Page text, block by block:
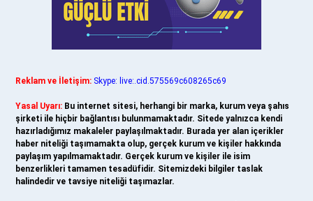
Reklam ve İletişim: Skype: live:.cid.575569c608265c69
Yasal Uyarı: Bu internet sitesi, herhangi bir marka, kurum veya şahıs
şirketi ile hiçbir bağlantısı bulunmamaktadır. Sitede yalnızca kendi
hazırladığımız makaleler paylaşılmaktadır. Burada yer alan içerikler
haber niteliği taşımamakta olup, gerçek kurum ve kişiler hakkında
paylaşım yapılmamaktadır. Gerçek kurum ve kişiler ile isim
benzerlikleri tamamen tesadüfidir. Sitemizdeki bilgiler taslak
halindedir ve tavsiye niteliği taşımazlar.